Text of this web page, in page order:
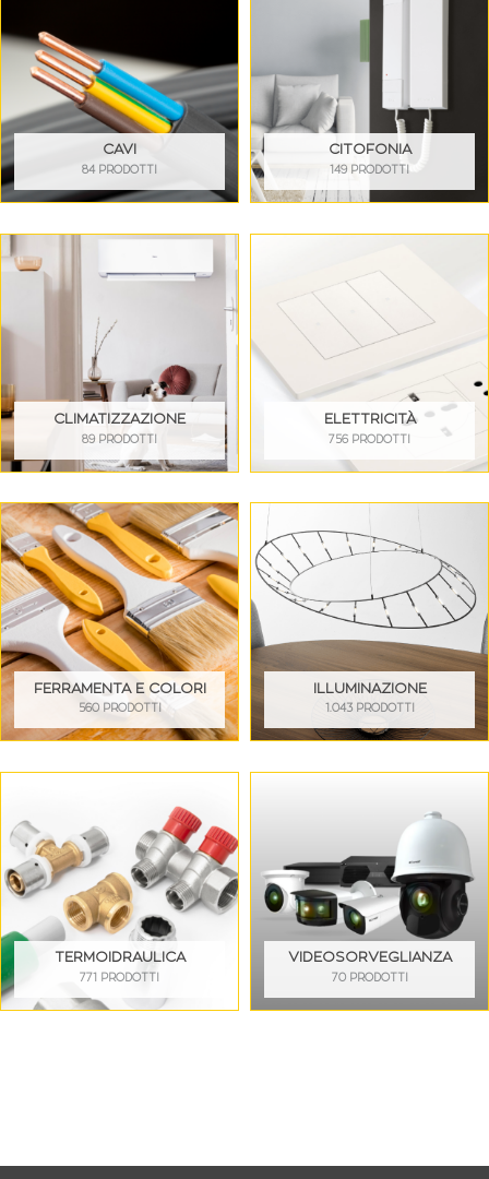
CAVI
84 PRODOTTI
CITOFONIA
149 PRODOTTI
CLIMATIZZAZIONE
89 PRODOTTI
ELETTRICITÀ
756 PRODOTTI
FERRAMENTA E COLORI
560 PRODOTTI
ILLUMINAZIONE
1.043 PRODOTTI
TERMOIDRAULICA
771 PRODOTTI
VIDEOSORVEGLIANZA
70 PRODOTTI